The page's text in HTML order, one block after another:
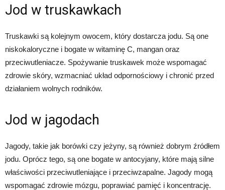
Jod w truskawkach
Truskawki są kolejnym owocem, który dostarcza jodu. Są one
niskokaloryczne i bogate w witaminę C, mangan oraz
przeciwutleniacze. Spożywanie truskawek może wspomagać
zdrowie skóry, wzmacniać układ odpornościowy i chronić przed
działaniem wolnych rodników.
Jod w jagodach
Jagody, takie jak borówki czy jeżyny, są również dobrym źródłem
jodu. Oprócz tego, są one bogate w antocyjany, które mają silne
właściwości przeciwutleniające i przeciwzapalne. Jagody mogą
wspomagać zdrowie mózgu, poprawiać pamięć i koncentrację.